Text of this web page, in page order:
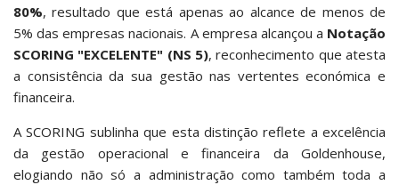
80%, resultado que está apenas ao alcance de menos de
5% das empresas nacionais. A empresa alcançou a Notação
SCORING "EXCELENTE" (NS 5), reconhecimento que atesta
a consistência da sua gestão nas vertentes económica e
financeira.
A SCORING sublinha que esta distinção reflete a excelência
da gestão operacional e financeira da Goldenhouse,
elogiando não só a administração como também toda a